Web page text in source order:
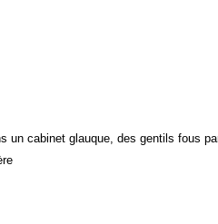
un cabinet glauque, des gentils fous